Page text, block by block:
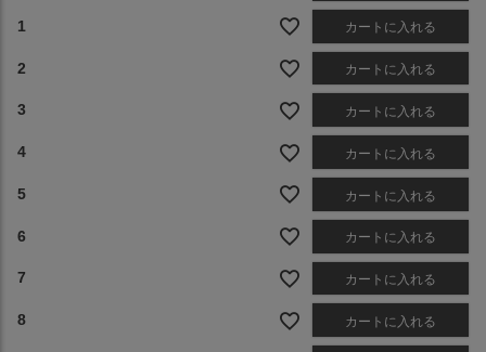
1 カートに入れる
2 カートに入れる
3 カートに入れる
4 カートに入れる
5 カートに入れる
6 カートに入れる
7 カートに入れる
8 カートに入れる